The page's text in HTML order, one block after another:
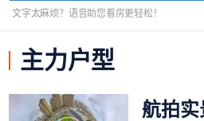
文字太麻烦？语音助您看房更轻松！
主力户型
航拍实